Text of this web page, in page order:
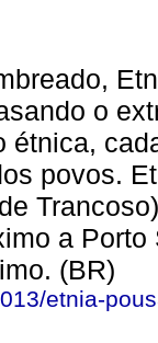
o
étnica,
povos.
a
(BR)
etnia-